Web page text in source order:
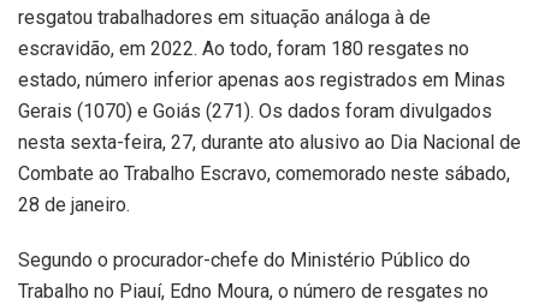
resgatou trabalhadores em situação análoga à de
escravidão, em 2022. Ao todo, foram 180 resgates no
estado, número inferior apenas aos registrados em Minas
Gerais (1070) e Goiás (271). Os dados foram divulgados
nesta sexta-feira, 27, durante ato alusivo ao Dia Nacional de
Combate ao Trabalho Escravo, comemorado neste sábado,
28 de janeiro.
Segundo o procurador-chefe do Ministério Público do
Trabalho no Piauí, Edno Moura, o número de resgates no